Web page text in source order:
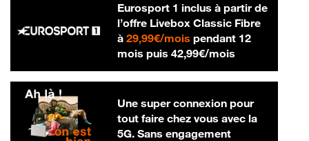
Eurosport 1 inclus à partir de
l’offre Livebox Classic Fibre
à 29,99€/mois29,99 € par mois
pendant 12
mois puis 42,99€/mois42,99 € par
Une super connexion pour
tout faire chez vous avec la
5G. Sans engagement